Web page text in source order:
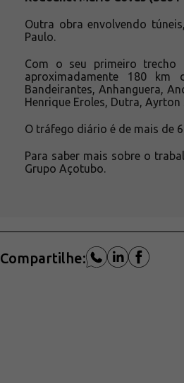
Outra obra envolvendo
Paulo.
Com o seu primeiro
aproximadamente 180 km
Bandeirantes, Anhanguera,
Henrique Eroles, Dutra, Ayrton
O tráfego diário é de mais de
Para saber mais sobre o
Grupo Açotubo.
Compartilhe: